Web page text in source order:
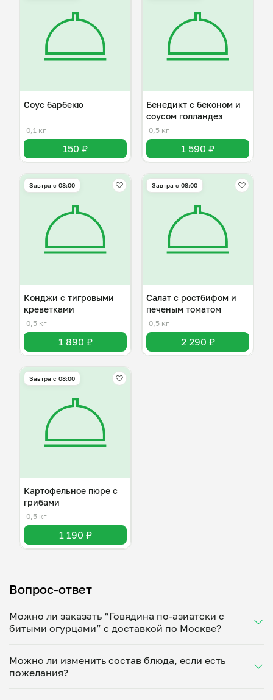
Соус барбекю
0,1 кг
150 ₽
Бенедикт с беконом и
соусом голландез
0,5 кг
1 590 ₽
Завтра c 08:00
Конджи с тигровыми
креветками
0,5 кг
1 890 ₽
Завтра c 08:00
Салат с ростбифом и
печеным томатом
0,5 кг
2 290 ₽
Завтра c 08:00
Картофельное пюре с
грибами
0,5 кг
1 190 ₽
Вопрос-ответ
Можно ли заказать “Говядина по-азиатски с
битыми огурцами” с доставкой по Москве?
Укажите удобное время — и получите свежее
домашнее блюдо в большой порции прямо с плиты.
Можно ли изменить состав блюда, если есть
пожелания?